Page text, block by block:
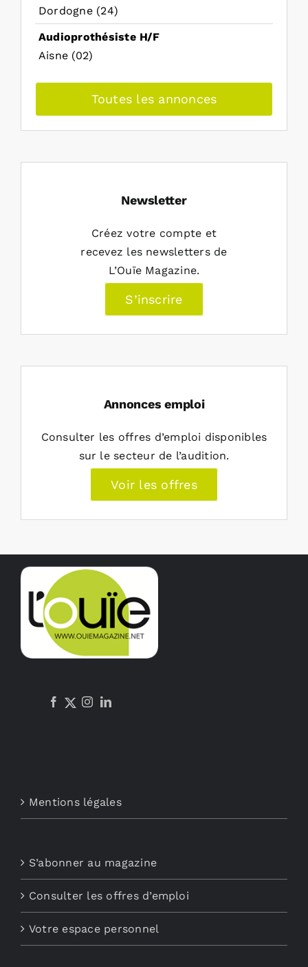
Dordogne (24)
Audioprothésiste H/F
Aisne (02)
Toutes les annonces
Newsletter
Créez votre compte et
recevez les newsletters de
L’Ouïe Magazine.
S’inscrire
Annonces emploi
Consulter les offres d’emploi disponibles
sur le secteur de l’audition.
Voir les offres
Mentions légales
S’abonner au magazine
Consulter les offres d’emploi
Votre espace personnel